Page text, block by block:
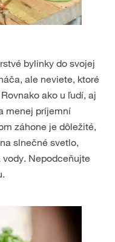
bylinky do svojej
ale neviete, ktoré
ako u ľudí, aj
menej príjemní
záhone je dôležité,
slnečné svetlo,
Nepodceňujte